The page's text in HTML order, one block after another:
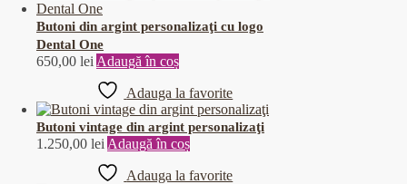
Butoni din argint personalizaţi cu logo
Dental One
650,00 lei Adaugă în coș
Adauga la favorite
Butoni vintage din argint personalizaţi
1.250,00 lei Adaugă în coș
Adauga la favorite